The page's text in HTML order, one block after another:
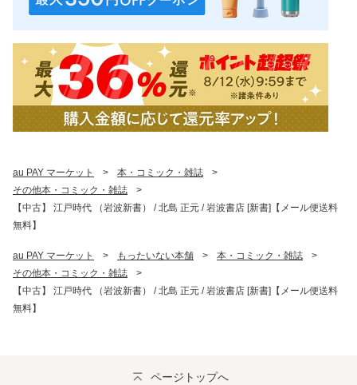
au PAY マーケット > 本・コミック・雑誌
>
その他本・コミック・雑誌
>
【中古】 江戸時代 （岩波新書） / 北島 正元 / 岩波書店 [新書]【メール便送料
無料】
au PAY マーケット > もったいない本舗 > 本・コミック・雑誌
>
その他本・コミック・雑誌
>
【中古】 江戸時代 （岩波新書） / 北島 正元 / 岩波書店 [新書]【メール便送料
無料】
ページトップへ